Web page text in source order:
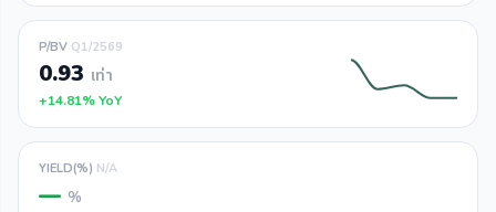
P/BV Q1/2569
0.93 เท่า
+14.81% YoY
YIELD(%) N/A
— %